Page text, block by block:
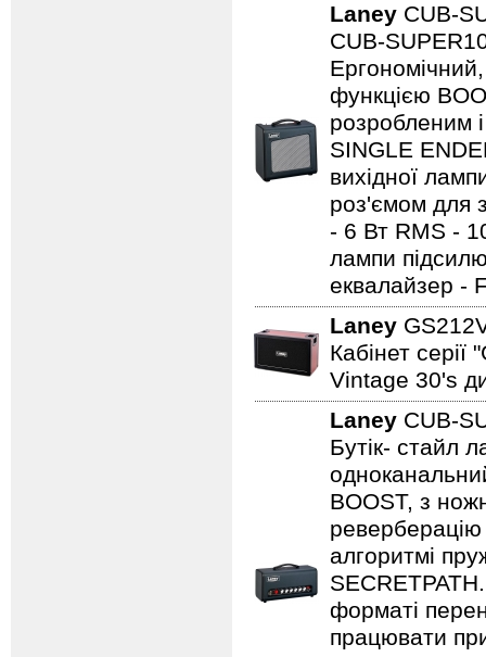
Laney CUB-
CUB-
функцією
розробленим
SINGLE
вихідної
роз'ємом для
- 6 Вт RMS -
лампи
еквалайзер -
Laney
Кабінет
Vintage 30's
Laney CUB-
Бутік- стайл
BOOST, з
алгоритмі
форматі
працювати